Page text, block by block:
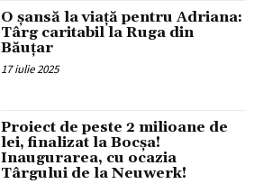
O șansă la viață pentru Adriana:
Târg caritabil la Ruga din
Băuțar
17 iulie 2025
Proiect de peste 2 milioane de
lei, finalizat la Bocșa!
Inaugurarea, cu ocazia
Târgului de la Neuwerk!